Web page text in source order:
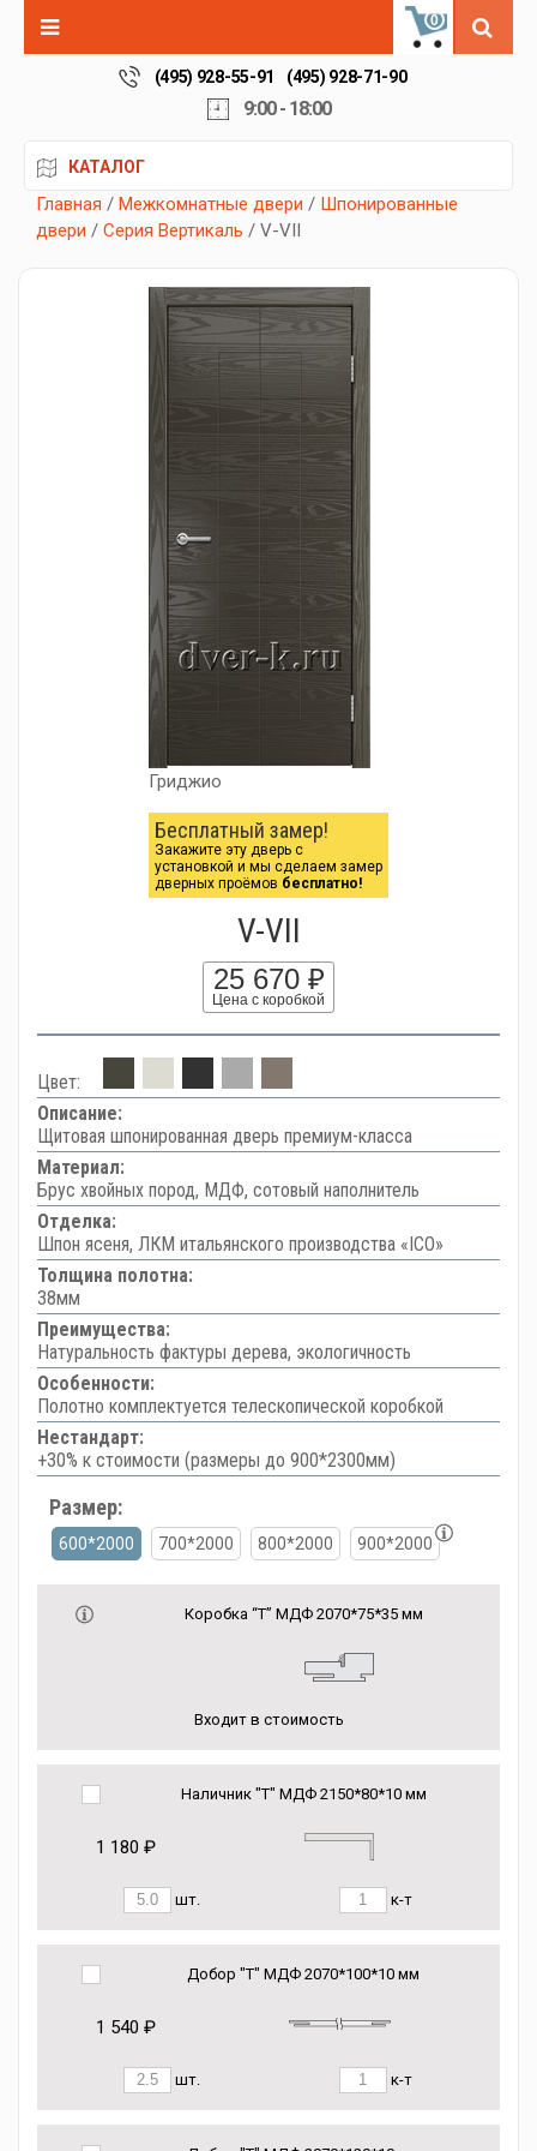
0
(495) 928-55-91 (495) 928-71-90
9:00 - 18:00
КАТАЛОГ
Главная / Межкомнатные двери / Шпонированные
двери / Серия Вертикаль / V-VII
Гриджио
Бесплатный замер!
Закажите эту дверь с
установкой и мы сделаем замер
дверных проёмов бесплатно!
V-VII
25 670 ₽
Цена с коробкой
Цвет:
Описание:
Щитовая шпонированная дверь премиум-класса
Материал:
Брус хвойных пород, МДФ, сотовый наполнитель
Отделка:
Шпон ясеня, ЛКМ итальянского производства «ICO»
Толщина полотна:
38мм
Преимущества:
Натуральность фактуры дерева, экологичность
Особенности:
Полотно комплектуется телескопической коробкой
Нестандарт:
+30% к стоимости (размеры до 900*2300мм)
Размер:
600*2000 700*2000 800*2000 900*2000
Коробка “Т” МДФ 2070*75*35 мм
Входит в стоимость
Наличник "Т" МДФ 2150*80*10 мм
1 180 ₽
шт. к-т
Добор "Т" МДФ 2070*100*10 мм
1 540 ₽
шт. к-т